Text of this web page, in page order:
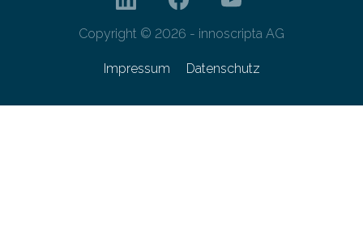
Copyright © 2026 - innoscripta AG
Impressum Datenschutz